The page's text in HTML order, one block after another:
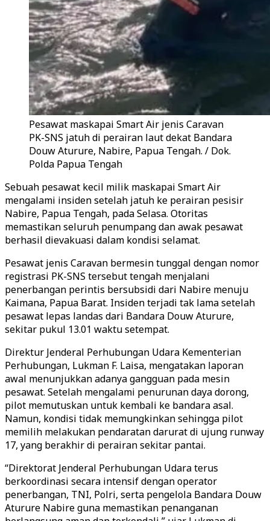
Pesawat maskapai Smart Air jenis Caravan
PK-SNS jatuh di perairan laut dekat Bandara
Douw Aturure, Nabire, Papua Tengah. / Dok.
Polda Papua Tengah
Sebuah pesawat kecil milik maskapai Smart Air
mengalami insiden setelah jatuh ke perairan pesisir
Nabire, Papua Tengah, pada Selasa. Otoritas
memastikan seluruh penumpang dan awak pesawat
berhasil dievakuasi dalam kondisi selamat.
Pesawat jenis Caravan bermesin tunggal dengan nomor
registrasi PK-SNS tersebut tengah menjalani
penerbangan perintis bersubsidi dari Nabire menuju
Kaimana, Papua Barat. Insiden terjadi tak lama setelah
pesawat lepas landas dari Bandara Douw Aturure,
sekitar pukul 13.01 waktu setempat.
Direktur Jenderal Perhubungan Udara Kementerian
Perhubungan, Lukman F. Laisa, mengatakan laporan
awal menunjukkan adanya gangguan pada mesin
pesawat. Setelah mengalami penurunan daya dorong,
pilot memutuskan untuk kembali ke bandara asal.
Namun, kondisi tidak memungkinkan sehingga pilot
memilih melakukan pendaratan darurat di ujung runway
17, yang berakhir di perairan sekitar pantai.
“Direktorat Jenderal Perhubungan Udara terus
berkoordinasi secara intensif dengan operator
penerbangan, TNI, Polri, serta pengelola Bandara Douw
Aturure Nabire guna memastikan penanganan